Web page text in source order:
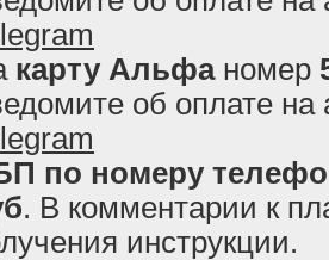
карту Альфаномер
об оплате на
по номеру
. В комментарии к
инструкции.